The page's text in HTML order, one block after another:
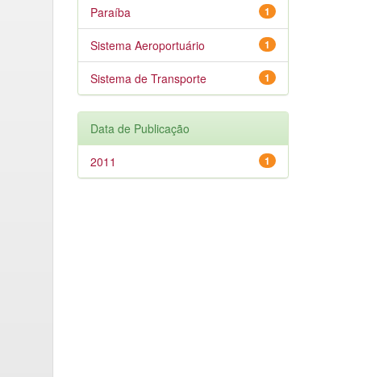
1
Paraíba
1
Sistema Aeroportuário
1
Sistema de Transporte
Data de Publicação
1
2011